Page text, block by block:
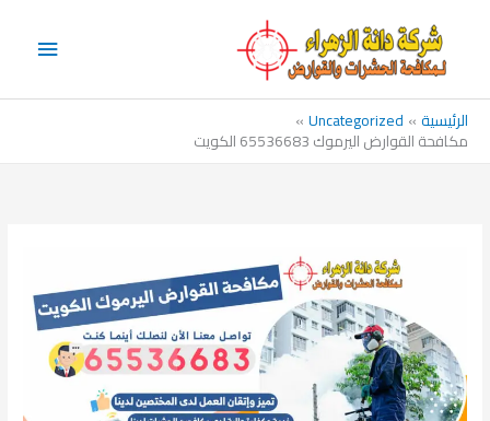
المحتوى
الرئيسية Uncategorized
مكافحة القوارض اليرموك 65536683 الكويت